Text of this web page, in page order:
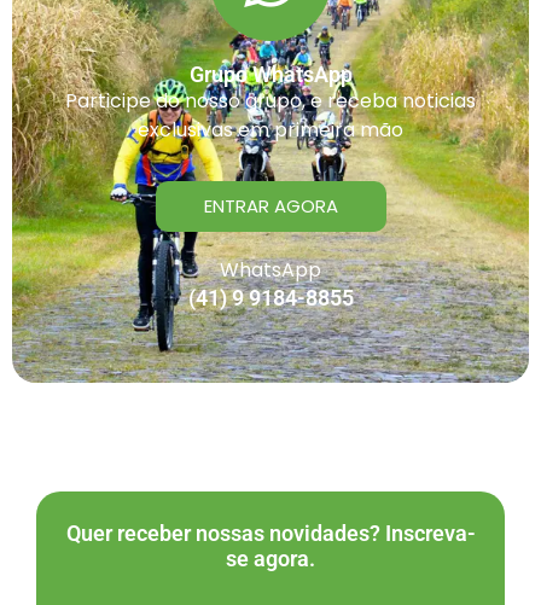
Grupo WhatsApp
Participe do nosso grupo, e receba noticias
exclusivas em primeira mão
ENTRAR AGORA
WhatsApp
(41) 9 9184-8855
Quer receber nossas novidades? Inscreva-
se agora.